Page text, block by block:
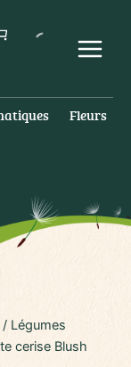
Main
Menu
Fleurs
/ Légumes
cerise Blush